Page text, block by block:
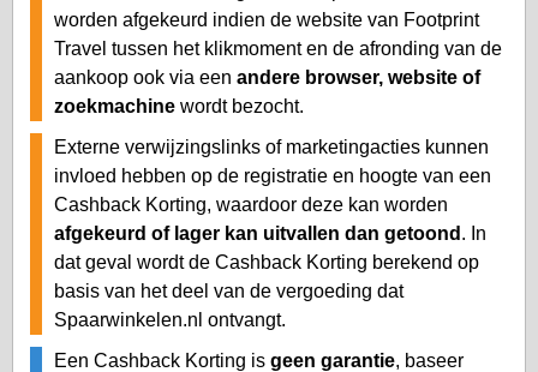
worden afgekeurd indien de website van Footprint
Travel tussen het klikmoment en de afronding van de
aankoop ook via een andere browser, website of
zoekmachine wordt bezocht.
Externe verwijzingslinks of marketingacties kunnen
invloed hebben op de registratie en hoogte van een
Cashback Korting, waardoor deze kan worden
afgekeurd of lager kan uitvallen dan getoond . In
dat geval wordt de Cashback Korting berekend op
basis van het deel van de vergoeding dat
Spaarwinkelen.nl ontvangt.
Een Cashback Korting is geen garantie, baseer